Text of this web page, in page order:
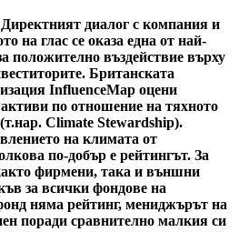
Директният диалог с компания и
на глас се оказа една от най-
положително въздействие върху
Британската
InfluenceMap оцени
по отношение на тяхното
Climate Stewardship).
на климата от
по-добър е рейтингът. За
фирмени, така и външни
за всички фондове на
няма рейтинг, мениджърът на
поради сравнително малкия си